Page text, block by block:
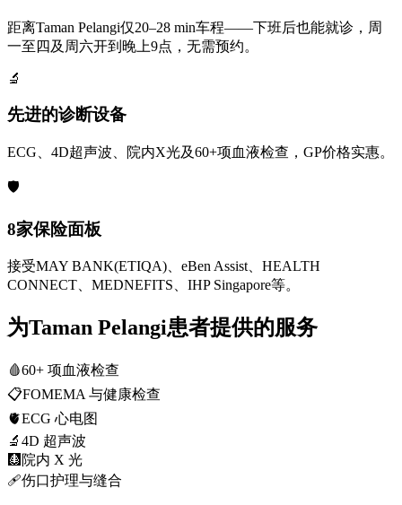
距离Taman Pelangi仅20–28 min车程——下班后也能就诊，周
一至四及周六开到晚上9点，无需预约。
🔬
先进的诊断设备
ECG、4D超声波、院内X光及60+项血液检查，GP价格实惠。
🛡️
8家保险面板
接受MAY BANK(ETIQA)、eBen Assist、HEALTH
CONNECT、MEDNEFITS、IHP Singapore等。
为Taman Pelangi患者提供的服务
🩸60+ 项血液检查
📋FOMEMA 与健康检查
🫀ECG 心电图
🔬 4D 超声波
🩻 院内 X 光
🩹伤口护理与缝合